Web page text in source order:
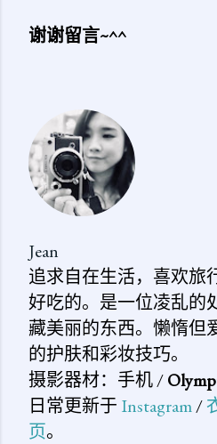
论
谢谢留言~^^
Jean
追求自在生活，喜欢旅
好吃的。是一位凌乱的
藏美丽的东西。懒惰但
的护肤和彩妆技巧。
摄影器材：手机 /
日常更新于 Instagram/
页。